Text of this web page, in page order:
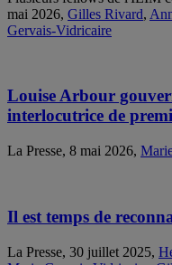
mai 2026, Gilles Rivard,
Gervais-Vidricaire
Louise Arbour
interlocutrice de
La Presse, 8 mai 2026,
Il est temps de
La Presse, 30 juillet 2025,